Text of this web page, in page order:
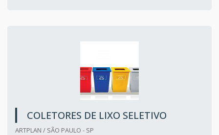
COLETORES DE LIXO SELETIVO
ARTPLAN / SÃO PAULO - SP